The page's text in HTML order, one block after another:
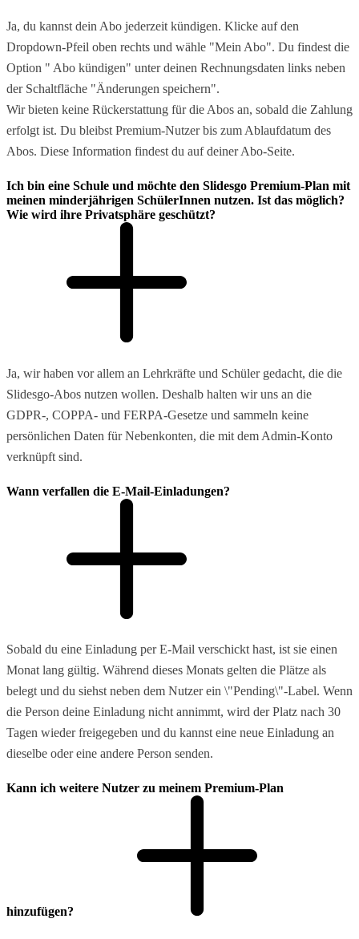
Ja, du kannst dein Abo jederzeit kündigen. Klicke auf den
Dropdown-Pfeil oben rechts und wähle "Mein Abo". Du findest die
Option " Abo kündigen" unter deinen Rechnungsdaten links neben
der Schaltfläche "Änderungen speichern".
Wir bieten keine Rückerstattung für die Abos an, sobald die Zahlung
erfolgt ist. Du bleibst Premium-Nutzer bis zum Ablaufdatum des
Abos. Diese Information findest du auf deiner Abo-Seite.
Ich bin eine Schule und möchte den Slidesgo Premium-Plan mit
meinen minderjährigen SchülerInnen nutzen. Ist das möglich?
Wie wird ihre Privatsphäre geschützt?
Ja, wir haben vor allem an Lehrkräfte und Schüler gedacht, die die
Slidesgo-Abos nutzen wollen. Deshalb halten wir uns an die
GDPR-, COPPA- und FERPA-Gesetze und sammeln keine
persönlichen Daten für Nebenkonten, die mit dem Admin-Konto
verknüpft sind.
Wann verfallen die E-Mail-Einladungen?
Sobald du eine Einladung per E-Mail verschickt hast, ist sie einen
Monat lang gültig. Während dieses Monats gelten die Plätze als
belegt und du siehst neben dem Nutzer ein \"Pending\"-Label. Wenn
die Person deine Einladung nicht annimmt, wird der Platz nach 30
Tagen wieder freigegeben und du kannst eine neue Einladung an
dieselbe oder eine andere Person senden.
Kann ich weitere Nutzer zu meinem Premium-Plan
hinzufügen?